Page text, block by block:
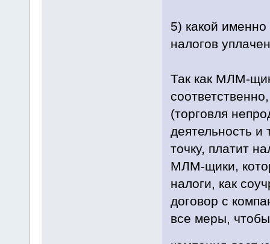
5) какой
налогов
Так как МЛМ-
(торговля
деятельность
точку, платит
МЛМ-щики,
налоги, как
договор с
все меры,